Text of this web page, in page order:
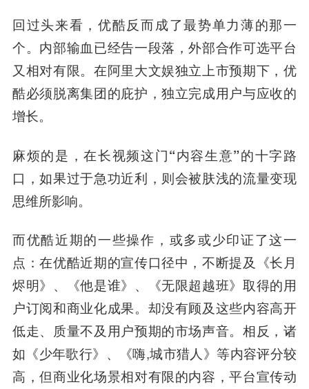
回过头来看，优酷反而成了最势单力薄的那一
个。内部输血已经告一段落，外部合作可选平台
又相对有限。在阿里大文娱独立上市预期下，优
酷必须脱离集团的庇护，独立完成用户与应收的
增长。
麻烦的是，在长视频这门“内容生意”的十字路
口，如果过于急功近利，则会被肤浅的流量变现
思维所影响。
而优酷近期的一些操作，或多或少印证了这一
点：在优酷近期的宣传口径中，不断提及《长月
烬明》、《他是谁》、《无限超越班》取得的用
户订阅和商业化成果。却没有顾及这些内容高开
低走、质量不及用户预期的市场声音。相反，诸
如《少年歌行》、《嗨,城市猎人》等内容评分较
高，但商业化场景相对有限的内容，平台宣传动